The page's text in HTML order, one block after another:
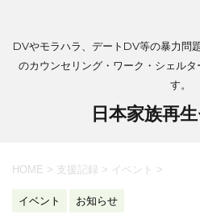
DVやモラハラ、デートDV等の暴力問
のカウンセリング・ワーク・シェル
す。
日本家族再
HOME > 支援記録 > イベント >
イベント お知らせ